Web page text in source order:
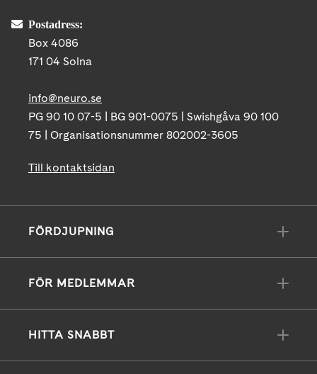
Postadress:
Box 4086
171 04 Solna
info@neuro.se
PG 90 10 07-5 | BG 901-0075 | Swishgåva 90 100
75 | Organisationsnummer 802002-3605
Till kontaktsidan
FÖRDJUPNING
FÖR MEDLEMMAR
HITTA SNABBT